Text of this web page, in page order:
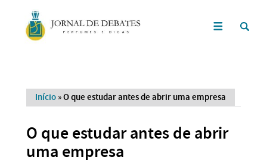
Início »O que estudar antes de abrir uma empresa
O que estudar antes de abrir
uma empresa